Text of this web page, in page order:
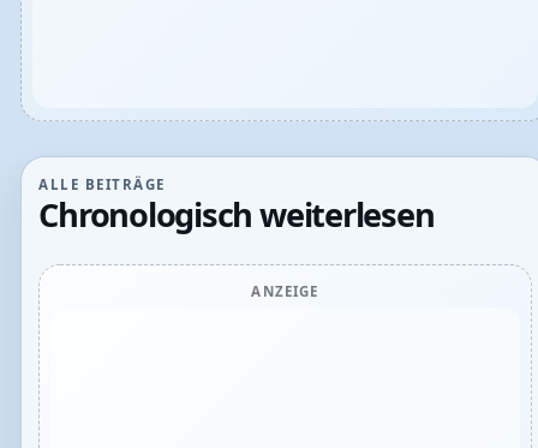
ALLE BEITRÄGE
Chronologisch weiterlesen
ANZEIGE